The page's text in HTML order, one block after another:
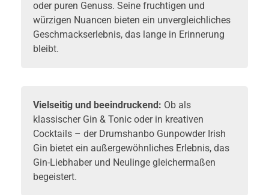
oder puren Genuss. Seine fruchtigen und
würzigen Nuancen bieten ein unvergleichliches
Geschmackserlebnis, das lange in Erinnerung
bleibt.
Vielseitig und beeindruckend: Ob als
klassischer Gin & Tonic oder in kreativen
Cocktails – der Drumshanbo Gunpowder Irish
Gin bietet ein außergewöhnliches Erlebnis, das
Gin-Liebhaber und Neulinge gleichermaßen
begeistert.